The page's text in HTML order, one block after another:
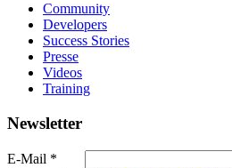
Community
Developers
Success Stories
Presse
Videos
Training
Newsletter
E-Mail *